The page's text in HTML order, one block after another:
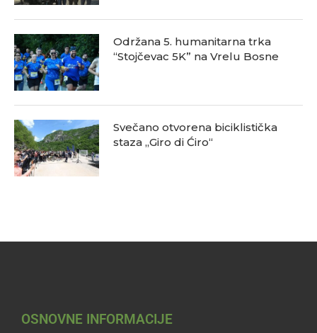
Održana 5. humanitarna trka
“Stojčevac 5K” na Vrelu Bosne
Svečano otvorena biciklistička
staza „Giro di Ćiro“
OSNOVNE INFORMACIJE